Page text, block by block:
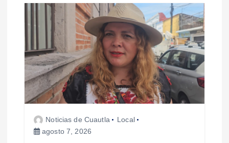
c
ó
n
d
Noticias de Cuautla
Local
agosto 7, 2026